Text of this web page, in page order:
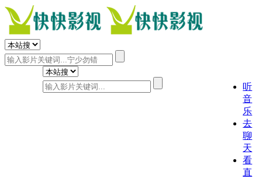
听
音
乐
去
聊
天
看
直